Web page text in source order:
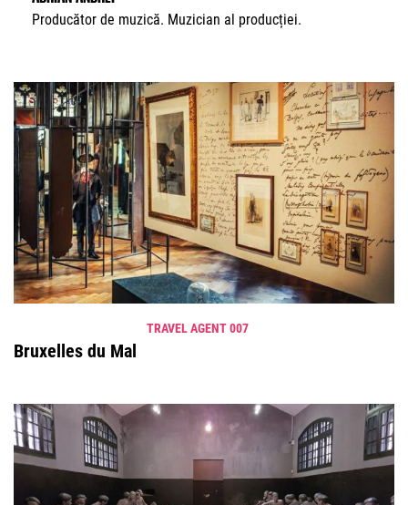
Producător de muzică. Muzician al producției.
TRAVEL AGENT 007
Bruxelles du Mal